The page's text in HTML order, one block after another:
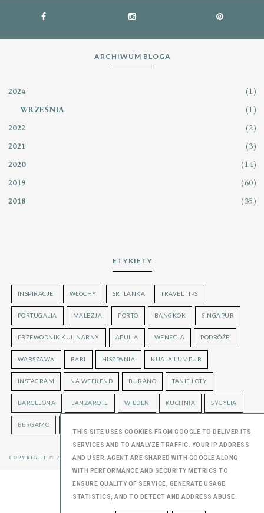
ARCHIWUM BLOGA
2024 (1)
WRZEŚNIA (1)
2022 (2)
2021 (3)
2020 (14)
2019 (60)
2018 (35)
ETYKIETY
INSPIRACJE WŁOCHY SRI LANKA TRAVEL TIPS
PORTUGALIA MALEZJA PORTO BANGKOK SINGAPUR
PRZEWODNIK KULINARNY APULIA WENECJA PODRÓŻE
WARSZAWA BARI HISZPANIA KUALA LUMPUR
INSTAGRAM NA WEEKEND BURANO TANIE LOTY
BARCELONA LANZAROTE WIEDEŃ KUCHNIA SYCYLIA
BERGAMO
COPYRIGHT © 2016OLGUSTA, BLOGGER
BLOG DESIGN:
THIS SITE USES COOKIES FROM GOOGLE TO DELIVER ITS
SERVICES AND TO ANALYZE TRAFFIC. YOUR IP ADDRESS
AND USER-AGENT ARE SHARED WITH GOOGLE ALONG
WITH PERFORMANCE AND SECURITY METRICS TO
ENSURE QUALITY OF SERVICE, GENERATE USAGE
STATISTICS, AND TO DETECT AND ADDRESS ABUSE.